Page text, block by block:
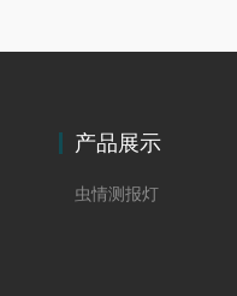
产品展示
虫情测报灯